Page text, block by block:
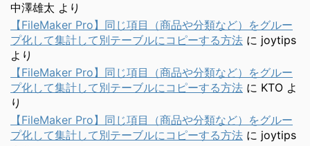
中澤雄太 より
【FileMaker Pro】同じ項目（商品や分類など）をグルー
プ化して集計して別テーブルにコピーする方法 に joytips
より
【FileMaker Pro】同じ項目（商品や分類など）をグルー
プ化して集計して別テーブルにコピーする方法 に KTO よ
り
【FileMaker Pro】同じ項目（商品や分類など）をグルー
プ化して集計して別テーブルにコピーする方法 に joytips